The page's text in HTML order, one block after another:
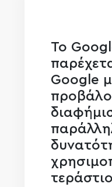
Το
Google